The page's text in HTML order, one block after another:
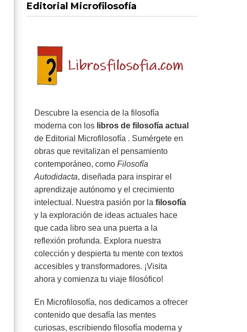
Editorial Microfilosofía
Descubre la esencia de la filosofía
moderna con los libros de filosofía actual
de Editorial Microfilosofía . Sumérgete en
obras que revitalizan el pensamiento
contemporáneo, como Filosofía
Autodidacta, diseñada para inspirar el
aprendizaje autónomo y el crecimiento
intelectual. Nuestra pasión por la filosofía
y la exploración de ideas actuales hace
que cada libro sea una puerta a la
reflexión profunda. Explora nuestra
colección y despierta tu mente con textos
accesibles y transformadores. ¡Visita
ahora y comienza tu viaje filosófico!
En Microfilosofía, nos dedicamos a ofrecer
contenido que desafía las mentes
curiosas, escribiendo filosofía moderna y